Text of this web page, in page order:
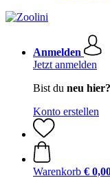
Anmelden
Jetzt anmelden
Bist du neu hier?
Konto erstellen
Warenkorb €